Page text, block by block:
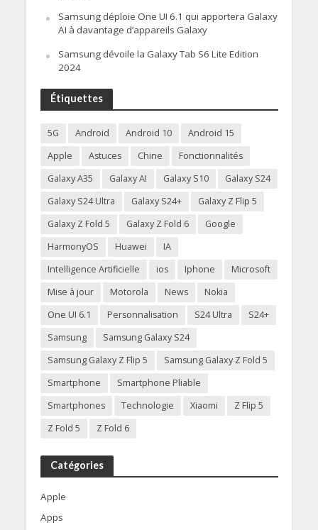
Samsung déploie One UI 6.1 qui apportera Galaxy
AI à davantage d’appareils Galaxy
Samsung dévoile la Galaxy Tab S6 Lite Edition
2024
Étiquettes
5G Android Android 10
Android 15
Apple
Astuces Chine
Fonctionnalités
Galaxy A35
Galaxy AI Galaxy S10
Galaxy S24
Galaxy S24 Ultra
Galaxy S24+
Galaxy Z Flip 5
Galaxy Z Fold 5
Galaxy Z Fold 6
Google
HarmonyOS
Huawei
IA
Intelligence Artificielle
ios Iphone
Microsoft
Mise à jour
Motorola News
Nokia
One UI 6.1
Personnalisation S24 Ultra
S24+
Samsung
Samsung Galaxy S24
Samsung Galaxy Z Flip 5
Samsung Galaxy Z Fold 5
Smartphone
Smartphone Pliable
Smartphones
Technologie Xiaomi
Z Flip 5
Z Fold 5
Z Fold 6
Catégories
Apple
Apps